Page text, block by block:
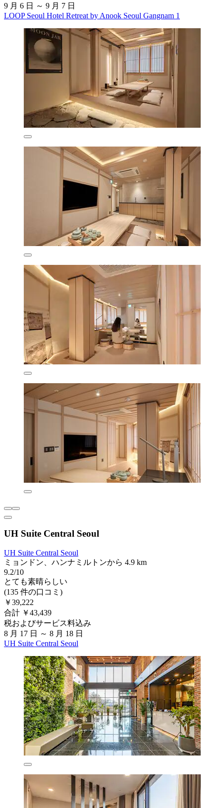
9 月 6 日 ～ 9 月 7 日
LOOP Seoul Hotel Retreat by Anook Seoul Gangnam 1
UH Suite Central Seoul
UH Suite Central Seoul
ミョンドン、ハンナミルトンから 4.9 km
9.2/10
とても素晴らしい
(135 件の口コミ)
￥39,222
合計 ￥43,439
税およびサービス料込み
8 月 17 日 ～ 8 月 18 日
UH Suite Central Seoul